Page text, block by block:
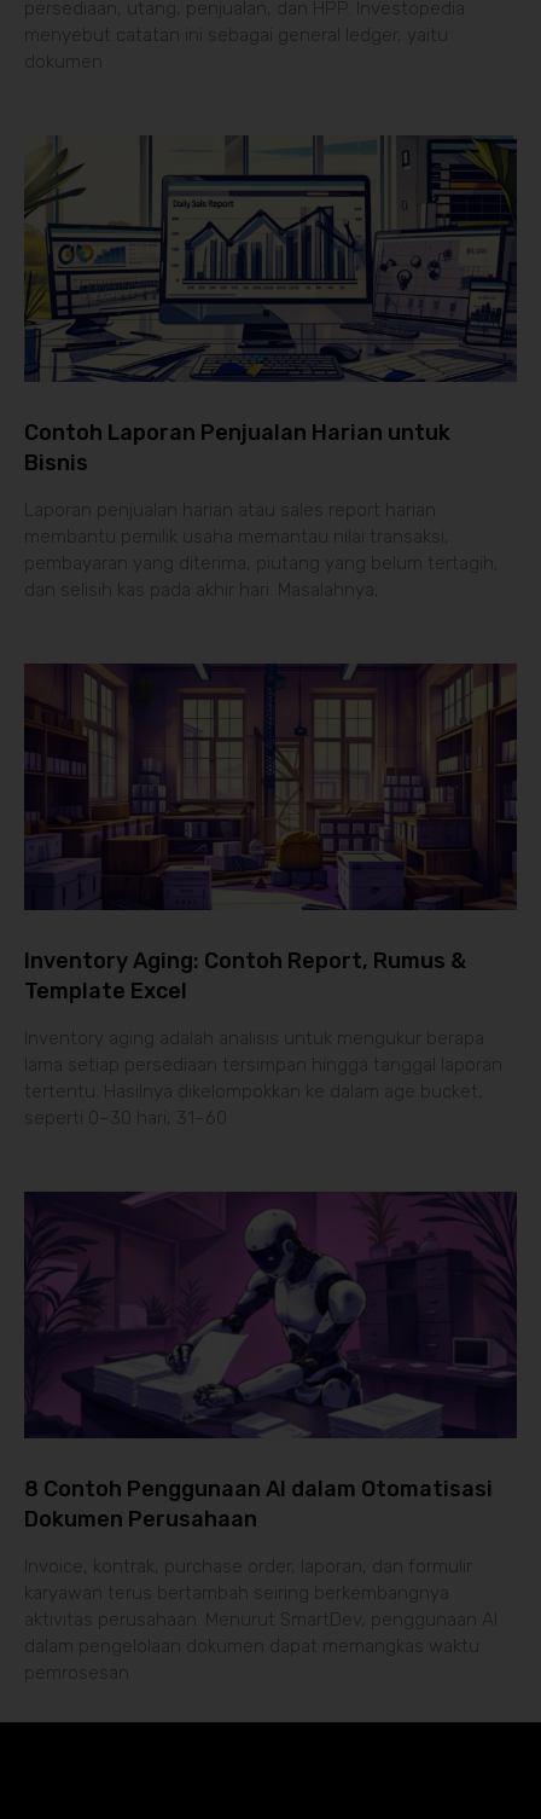
persediaan, utang, penjualan, dan HPP. Investopedia
menyebut catatan ini sebagai general ledger, yaitu
dokumen
Contoh Laporan Penjualan Harian untuk
Bisnis
Laporan penjualan harian atau sales report harian
membantu pemilik usaha memantau nilai transaksi,
pembayaran yang diterima, piutang yang belum tertagih,
dan selisih kas pada akhir hari. Masalahnya,
Inventory Aging: Contoh Report, Rumus &
Template Excel
Inventory aging adalah analisis untuk mengukur berapa
lama setiap persediaan tersimpan hingga tanggal laporan
tertentu. Hasilnya dikelompokkan ke dalam age bucket,
seperti 0–30 hari, 31–60
8 Contoh Penggunaan AI dalam Otomatisasi
Dokumen Perusahaan
Invoice, kontrak, purchase order, laporan, dan formulir
karyawan terus bertambah seiring berkembangnya
aktivitas perusahaan. Menurut SmartDev, penggunaan AI
dalam pengelolaan dokumen dapat memangkas waktu
pemrosesan